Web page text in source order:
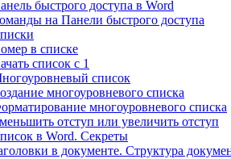
быстрого доступа в Word
на Панели быстрого доступа
в списке
список с 1
список
многоуровневого списка
многоуровневого списка
отступ или увеличить отступ
в Word. Секреты
в документе. Структура